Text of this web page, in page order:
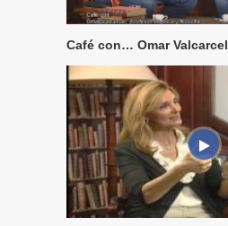
Café con… Omar Valcarcel